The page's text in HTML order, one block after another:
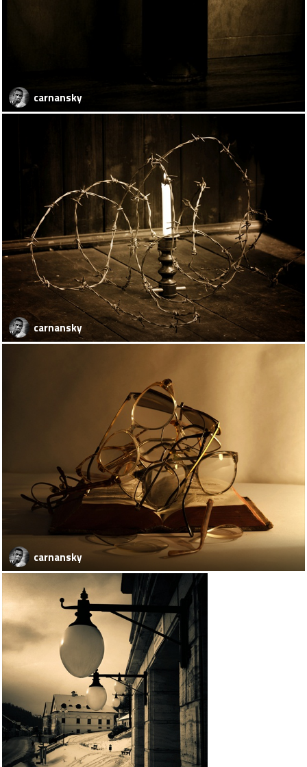
carnansky
carnansky
carnansky